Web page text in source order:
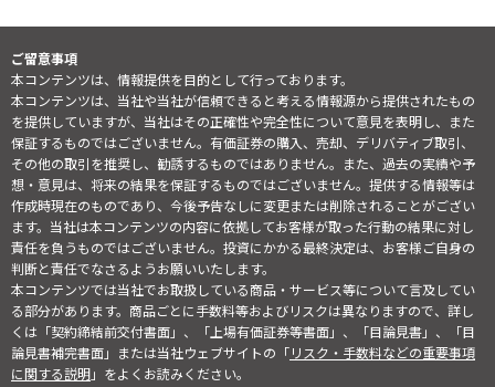
ご留意事項
本コンテンツは、情報提供を目的として行っております。
本コンテンツは、当社や当社が信頼できると考える情報源から提供されたもの
を提供していますが、当社はその正確性や完全性について意見を表明し、また
保証するものではございません。有価証券の購入、売却、デリバティブ取引、
その他の取引を推奨し、勧誘するものではありません。また、過去の実績や予
想・意見は、将来の結果を保証するものではございません。提供する情報等は
作成時現在のものであり、今後予告なしに変更または削除されることがござい
ます。当社は本コンテンツの内容に依拠してお客様が取った行動の結果に対し
責任を負うものではございません。投資にかかる最終決定は、お客様ご自身の
判断と責任でなさるようお願いいたします。
本コンテンツでは当社でお取扱している商品・サービス等について言及してい
る部分があります。商品ごとに手数料等およびリスクは異なりますので、詳し
くは「契約締結前交付書面」、「上場有価証券等書面」、「目論見書」、「目
論見書補完書面」または当社ウェブサイトの「リスク・手数料などの重要事項
に関する説明」をよくお読みください。